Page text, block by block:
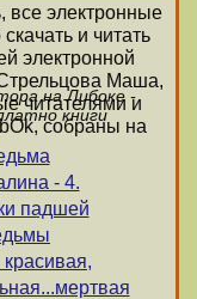
все электронные
и читать
электронной
Маша,
читателями и
собраны на
на Либоке -
книги
- 4.
падшей